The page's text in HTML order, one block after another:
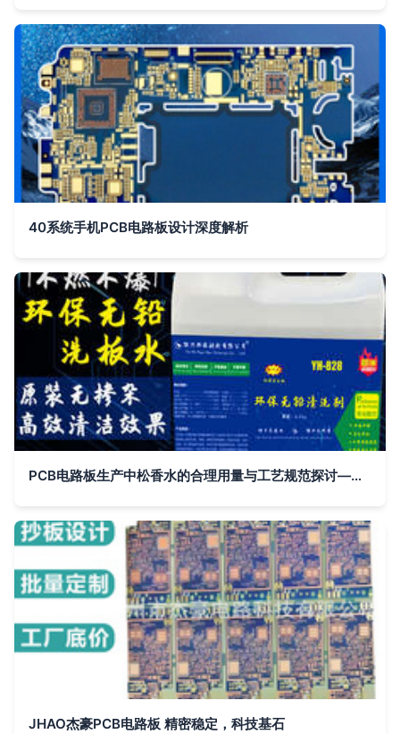
40系统手机PCB电路板设计深度解析
PCB电路板生产中松香水的合理用量与工艺规范探讨——以15kg用量为例
JHAO杰豪PCB电路板 精密稳定，科技基石